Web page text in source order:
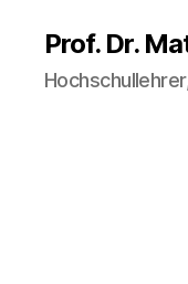
Prof. Dr.